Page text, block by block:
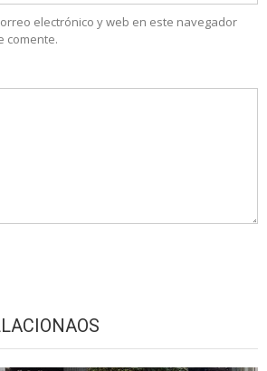
electrónico y web en este navegador
comente.